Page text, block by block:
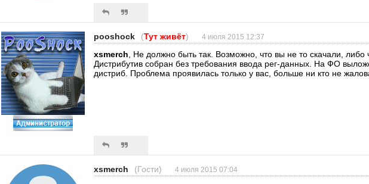
pooshock (Тут живёт) 4 июля 2015 12:37
xsmerch , Не должно быть так. Возможно, что вы не то скачали, либо
Дистрибутив собран без требования ввода рег-данных. На ФО
дистриб. Проблема проявилась только у вас, больше ни кто не
xsmerch (Гости) 4 июля 2015 07:04